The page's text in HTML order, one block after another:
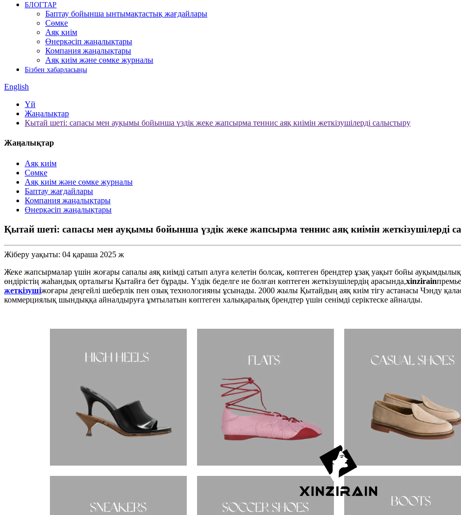
БЛОГТАР
Баптау бойынша ынтымақтастық жағдайлары
Сөмке
Аяқ киім
Өнеркәсіп жаңалықтары
Компания жаңалықтары
Аяқ киім және сөмке журналы
Бізбен хабарласыңы
English
Үй
Жаңалықтар
Қытай шеті: сапасы мен ауқымы бойынша үздік жеке жапсырма теннис аяқ киімін жеткізушілерді салыстыру
Жаңалықтар
Аяқ киім
Сөмке
Аяқ киім және сөмке журналы
Баптау жағдайлары
Компания жаңалықтары
Өнеркәсіп жаңалықтары
Қытай шеті: сапасы мен ауқымы бойынша үздік жеке жапсырма теннис аяқ киімін жеткізушілерді
Жіберу уақыты: 04 қараша 2025 ж
Жеке жапсырмалар үшін жоғары сапалы аяқ киімді сатып алуға келетін болсақ, көптеген брендтер ұзақ уақыт бойы
өндірістің жаһандық орталығы Қытайға бет бұрады. Үздік беделге ие болған көптеген жеткізушілердің арасында,xinzirain
жеткізушіжоғары деңгейлі шеберлік пен озық технологияны ұсынады. 2000 жылы Қытайдың аяқ киім тігу астанасы Чэнду
коммерциялық шындыққа айналдыруға ұмтылатын көптеген халықаралық брендтер үшін сенімді серіктеске айналды.